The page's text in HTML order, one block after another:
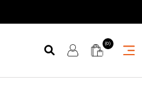
(0)